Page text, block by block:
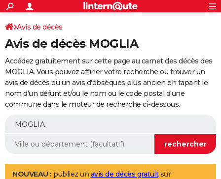
ACTUALITÉS
Politique
Société
Faits Divers
Education
Monde
Villes
+
SPORT
Coupe du monde 2026
Football
Tennis
Cyclisme
Rugby
Forum
Programme TV
TNT
Streaming
Cinéma
Sorties cinéma
Musique
+
FINANCE
Retraite
Epargne
Immobilier
Risques naturels par ville
Banque
Assurance
AUTO
Essais
Réserver un essai
Citadines
Berlines
SUV
Forum auto
+
Mobiles
Meilleur smartphone
Internet
Ordinateurs
Jeux vidéo
Guide high-tech
Aménagement intérieur
LIFESTYLE
Avis de décès
Avis de décès MOGLIA
Accédez gratuitement sur cette page au carnet des décès des
MOGLIA. Vous pouvez affiner votre recherche ou trouver un
avis de décès ou un avis d'obsèques plus ancien en tapant le
nom d'un défunt et/ou le nom ou le code postal d'une
commune dans le moteur de recherche ci-dessous.
NOUVEAU : publiez un avis de décès gratuitsur